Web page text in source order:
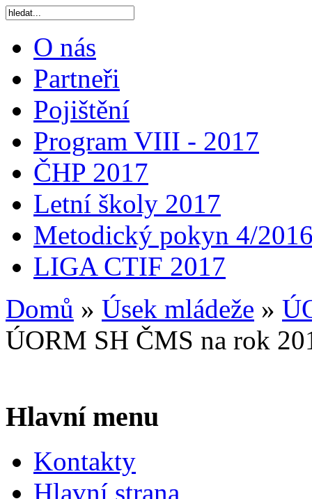
O nás
Partneři
Pojištění
Program VIII - 2017
ČHP 2017
Letní školy 2017
Metodický pokyn 4/
LIGA CTIF 2017
Domů » Úsek mládeže »
ÚORM SH ČMS na rok
Hlavní menu
Kontakty
Hlavní strana